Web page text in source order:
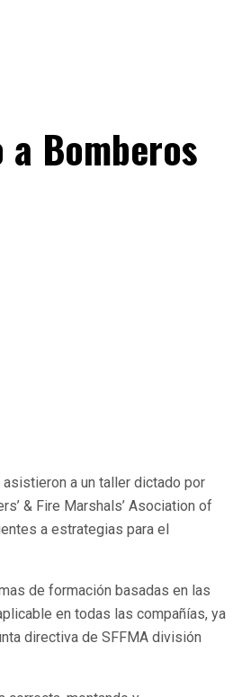
Bomberos
a un taller dictado por
& Fire Marshals’ Asociation of
a estrategias para el
de formación basadas en las
en todas las compañías, ya
directiva de SFFMA división